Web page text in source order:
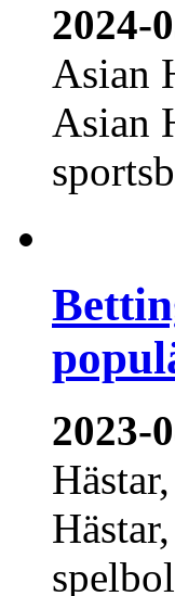
2024-
Asian
Asian
2023-